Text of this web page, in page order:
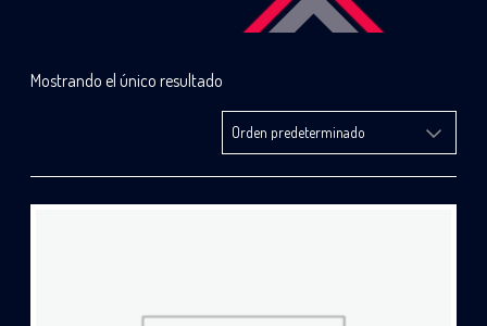
Mostrando el único resultado